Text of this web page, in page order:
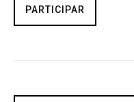
PARTICIPAR